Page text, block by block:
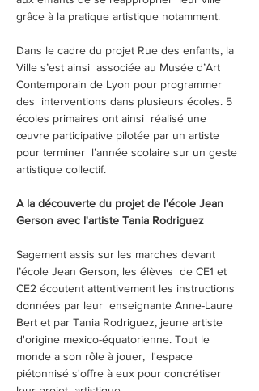
grâce à la pratique artistique notamment.
Dans le cadre du projet Rue des enfants, la
Ville s’est ainsi  associée au Musée d’Art
Contemporain de Lyon pour programmer
des  interventions dans plusieurs écoles. 5
écoles primaires ont ainsi  réalisé une
œuvre participative pilotée par un artiste
pour terminer  l’année scolaire sur un geste
artistique collectif.
A la découverte du projet de l'école Jean
Gerson avec l'artiste Tania Rodriguez
Sagement assis sur les marches devant
l’école Jean Gerson, les élèves  de CE1 et
CE2 écoutent attentivement les instructions
données par leur  enseignante Anne-Laure
Bert et par Tania Rodriguez, jeune artiste
d'origine mexico-équatorienne. Tout le
monde a son rôle à jouer,  l'espace
piétonnisé s'offre à eux pour concrétiser